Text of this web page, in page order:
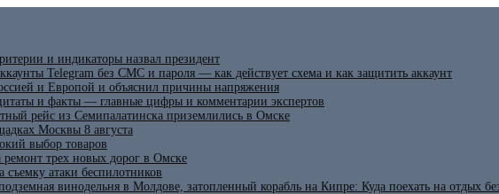
и индикаторы назвал президент
Telegram без СМС и пароля — как действует схема и как защитить аккаунт
и Европой и объяснил причины напряжения
и факты — главные цифры и комментарии экспертов
рейс из Семипалатинска приземлились в Омске
Москвы 8 августа
выбор товаров
ремонт трех новых дорог в Омске
атаки беспилотников
винодельня в Молдове, затопленный корабль на Кипре: Куда поехать на отдых